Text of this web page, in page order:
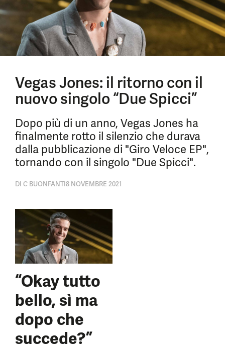
Vegas Jones: il ritorno con il
nuovo singolo “Due Spicci”
Dopo più di un anno, Vegas Jones ha
finalmente rotto il silenzio che durava
dalla pubblicazione di "Giro Veloce EP",
tornando con il singolo "Due Spicci".
DI C BUONFANTI8 NOVEMBRE 2021
“Okay tutto
bello, sì ma
dopo che
succede?”